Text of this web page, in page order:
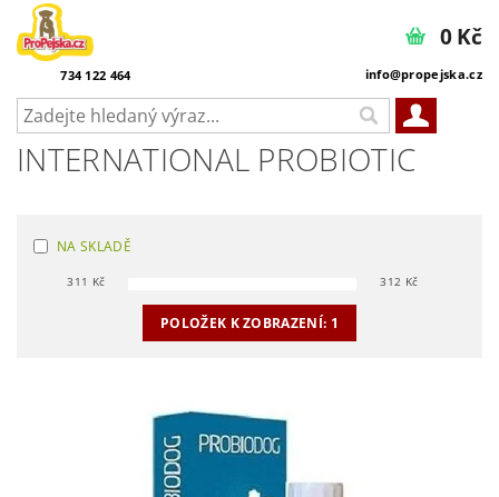
734 122 464 info@propejska.cz
0 Kč
INTERNATIONAL PROBIOTIC
NA SKLADĚ
311 Kč 312 Kč
POLOŽEK K ZOBRAZENÍ: 1